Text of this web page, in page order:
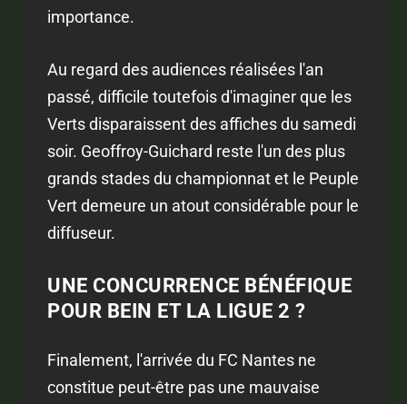
importance.
Au regard des audiences réalisées l'an
passé, difficile toutefois d'imaginer que les
Verts disparaissent des affiches du samedi
soir. Geoffroy-Guichard reste l'un des plus
grands stades du championnat et le Peuple
Vert demeure un atout considérable pour le
diffuseur.
UNE CONCURRENCE BÉNÉFIQUE
POUR BEIN ET LA LIGUE 2 ?
Finalement, l'arrivée du FC Nantes ne
constitue peut-être pas une mauvaise